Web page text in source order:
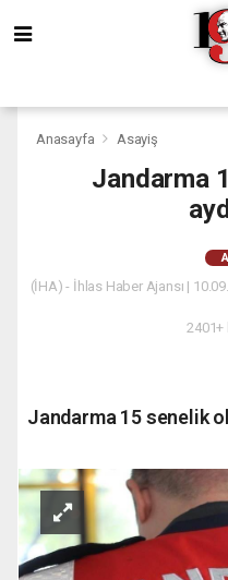
Anasayfa Asayiş
Jandarma
(İHA) - İhlas Haber Ajansı |
2401+
Jandarma 15 senelik